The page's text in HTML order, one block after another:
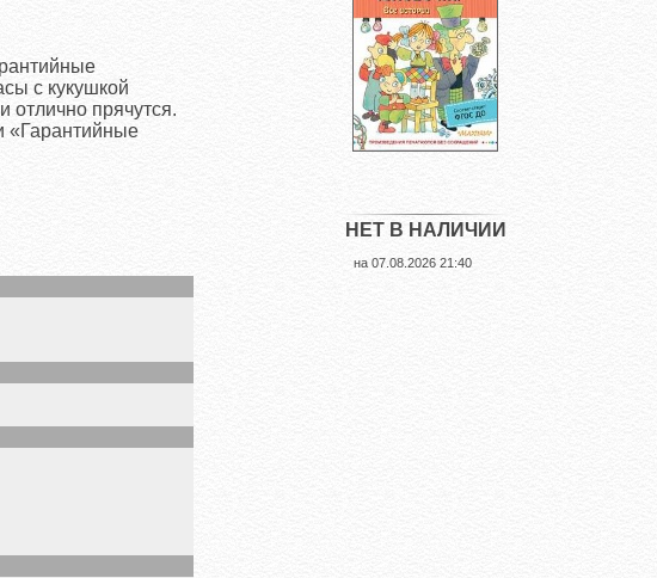
с кукушкой
отлично прячутся.
«Гарантийные
НЕТ В НАЛИЧИИ
на 07.08.2026 21:40